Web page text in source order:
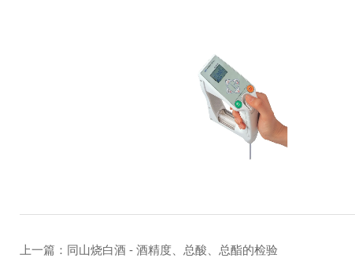
上一篇： 同山烧白酒 - 酒精度、总酸、总酯的检验